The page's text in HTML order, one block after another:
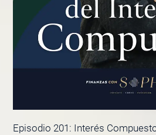
Episodio 201: Interés